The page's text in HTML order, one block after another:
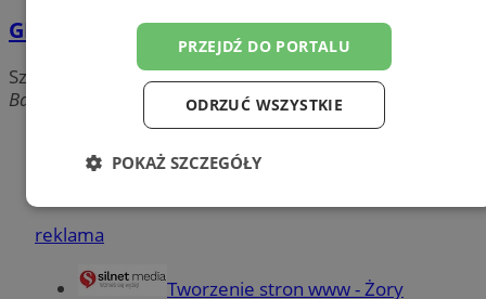
GREGFOLL Folie Okienne Grzegorz Mandera
Szyby samochodowe
Bałdyka, 44-240 Żory
reklama
Tworzenie stron www - Żory
PRZEJDŹ DO PORTALU
ODRZUĆ WSZYSTKIE
POKAŻ SZCZEGÓŁY
Niezbędne Wydajność Targetowanie
Funkcjonalność Niesklasyfikowane